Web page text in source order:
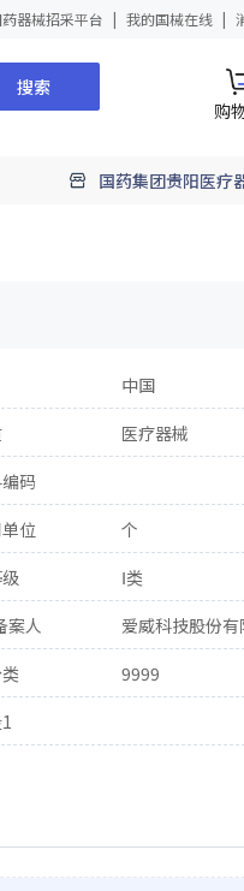
药器械招采平台 我的国械在线
搜索
购
国药集团贵阳医疗
中国
医疗器械
码
位
个
Ⅰ类
案人
爱威科技股份有
9999